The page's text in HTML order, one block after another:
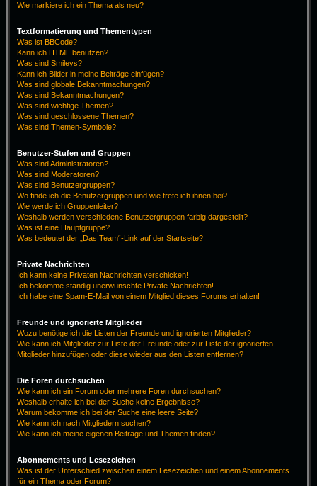
Wie markiere ich ein Thema als neu?
Textformatierung und Thementypen
Was ist BBCode?
Kann ich HTML benutzen?
Was sind Smileys?
Kann ich Bilder in meine Beiträge einfügen?
Was sind globale Bekanntmachungen?
Was sind Bekanntmachungen?
Was sind wichtige Themen?
Was sind geschlossene Themen?
Was sind Themen-Symbole?
Benutzer-Stufen und Gruppen
Was sind Administratoren?
Was sind Moderatoren?
Was sind Benutzergruppen?
Wo finde ich die Benutzergruppen und wie trete ich ihnen bei?
Wie werde ich Gruppenleiter?
Weshalb werden verschiedene Benutzergruppen farbig dargestellt?
Was ist eine Hauptgruppe?
Was bedeutet der „Das Team“-Link auf der Startseite?
Private Nachrichten
Ich kann keine Privaten Nachrichten verschicken!
Ich bekomme ständig unerwünschte Private Nachrichten!
Ich habe eine Spam-E-Mail von einem Mitglied dieses Forums erhalten!
Freunde und ignorierte Mitglieder
Wozu benötige ich die Listen der Freunde und ignorierten Mitglieder?
Wie kann ich Mitglieder zur Liste der Freunde oder zur Liste der ignorierten
Mitglieder hinzufügen oder diese wieder aus den Listen entfernen?
Die Foren durchsuchen
Wie kann ich ein Forum oder mehrere Foren durchsuchen?
Weshalb erhalte ich bei der Suche keine Ergebnisse?
Warum bekomme ich bei der Suche eine leere Seite?
Wie kann ich nach Mitgliedern suchen?
Wie kann ich meine eigenen Beiträge und Themen finden?
Abonnements und Lesezeichen
Was ist der Unterschied zwischen einem Lesezeichen und einem Abonnements
für ein Thema oder Forum?